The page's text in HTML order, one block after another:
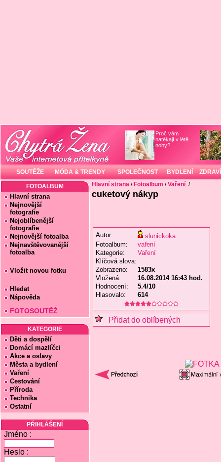
Proč vám
natékají v létě
nohy?
SOUTĚŽE MÓDA & TRENDY SPOLEČNOST BYDLENÍ ZDRAVÍ
FOTOALBUM
Hlavní strana
Nejnovější
fotografie
Nejoblíbenější
fotografie
Nejnovější fotoalba
Nejnavštěvovanější
fotoalba
Vložit novou fotku
Hledat
Nápověda
FOTOSOUTĚŽ
KATEGORIE
Děti a dospělí
Domácí mazlíčci
Akce a oslavy
Města a bydlení
Vaření
Cestování
Příroda
Technika
Ostatní
PŘIHLÁŠENÍ
Jméno :
Heslo :
Hlavní strana / Fotoalbum /Vaření /
cuketový nákyp
Autor:
slunickoka
Fotoalbum:
vaření
Kategorie:
Vaření
Klíčová slova:
Zobrazeno:
1583x
Vložená:
16.08.2014 16:43 hod.
Hodnocení:
5.4/10
Hlasovalo:
614
Přidat do oblíbených